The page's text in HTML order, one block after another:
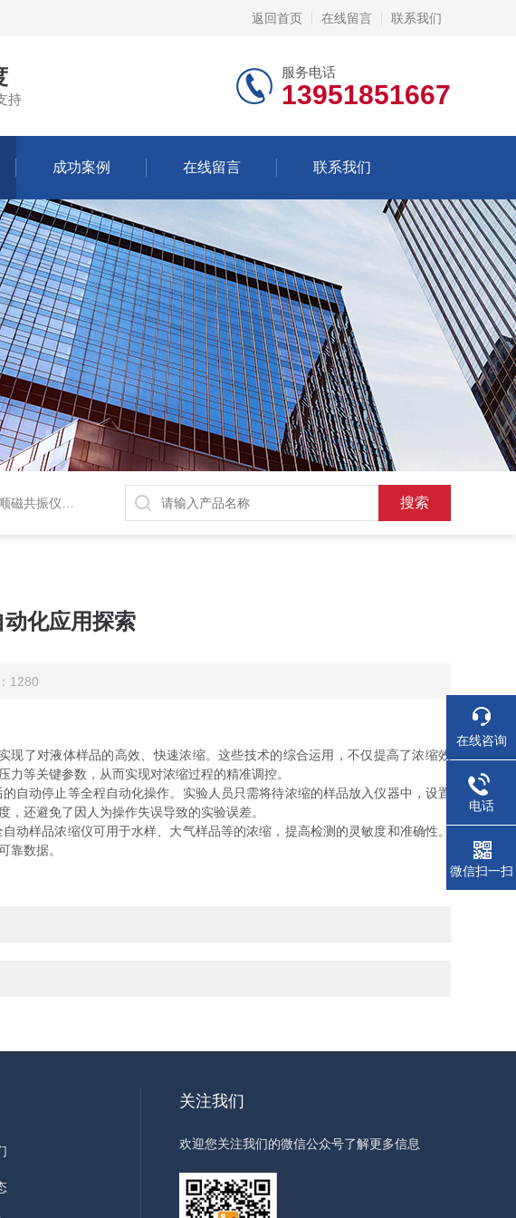
返回首页 在线留言 联系我们
持
服务电话
13951851667
成功案例 在线留言 联系我们
冰箱，耶拿PCR仪
化应用探索
1280
了对液体样品的高效、快速浓缩。这些技术的综合运用，不仅提高了浓缩效
等关键参数，从而实现对浓缩过程的精准调控。
动停止等全程自动化操作。实验人员只需将待浓缩的样品放入仪器中，设置
还避免了因人为操作失误导致的实验误差。
样品浓缩仪可用于水样、大气样品等的浓缩，提高检测的灵敏度和准确性。
靠数据。
关注我们
欢迎您关注我们的微信公众号了解更多信息
在线咨询
电话
微信扫一扫